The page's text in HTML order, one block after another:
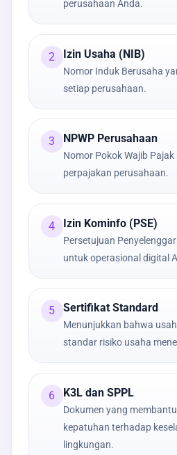
perusahaan Anda.
2 Izin Usaha (NIB)
Nomor Induk Berusaha
setiap perusahaan.
3 NPWP Perusahaan
Nomor Pokok Wajib
perpajakan perusahaan.
4 Izin Kominfo (PSE)
Persetujuan
untuk operasional digital
5 Sertifikat Standard
Menunjukkan bahwa
standar risiko usaha
6 K3L dan SPPL
Dokumen yang
kepatuhan terhadap
lingkungan.